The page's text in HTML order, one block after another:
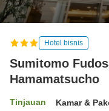
Hotel bisnis
Sumitomo
Hamamatsucho
Tinjauan Kamar &